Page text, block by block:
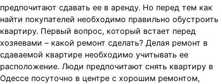
предпочитают сдавать ее в аренду. Но перед тем как
найти покупателей необходимо правильно обустроить
квартиру. Первый вопрос, который встает перед
хозяевами – какой ремонт сделать? Делая ремонт в
сдаваемой квартире необходимо учитывать ее
расположение. Люди предпочитают снять квартиру в
Одессе посуточно в центре с хорошим ремонтом,